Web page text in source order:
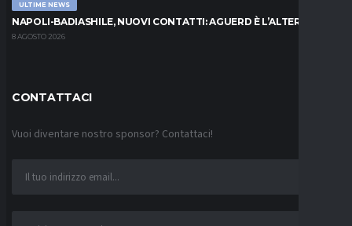
ULTIME NEWS
NAPOLI-BADIASHILE, NUOVI CONTATTI: AGUERD È L’ALTERNATIVA
8 AGOSTO 2026
CONTATTACI
Vuoi diventare nostro sponsor? Contattaci!